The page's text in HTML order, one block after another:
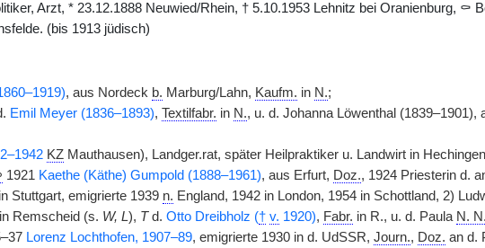
Arzt, * 23.12.1888 Neuwied/Rhein, † 5.10.1953 Lehnitz bei Oranienburg, ⚰
(bis 1913 jüdisch)
, aus Nordeck b. Marburg/Lahn, Kaufm. in N.;
Emil Meyer (1836–1893), Textilfabr. in N., u. d. Johanna Löwenthal (1839–1901),
KZMauthausen), Landger.rat, später Heilpraktiker u. Landwirt in
1921 Kaethe (Käthe) Gumpold (1888–1961), aus Erfurt, Doz., 1924 Priesterin d.
Stuttgart, emigrierte 1939 n. England, 1942 in London, 1954 in Schottland, 2)
Remscheid (s. W, L), Td. Otto Dreibholz († v. 1920), Fabr. in R., u. d. Paula N. N.
Lorenz Lochthofen, 1907–89, emigrierte 1930 in d. UdSSR, Journ., Doz. an d.